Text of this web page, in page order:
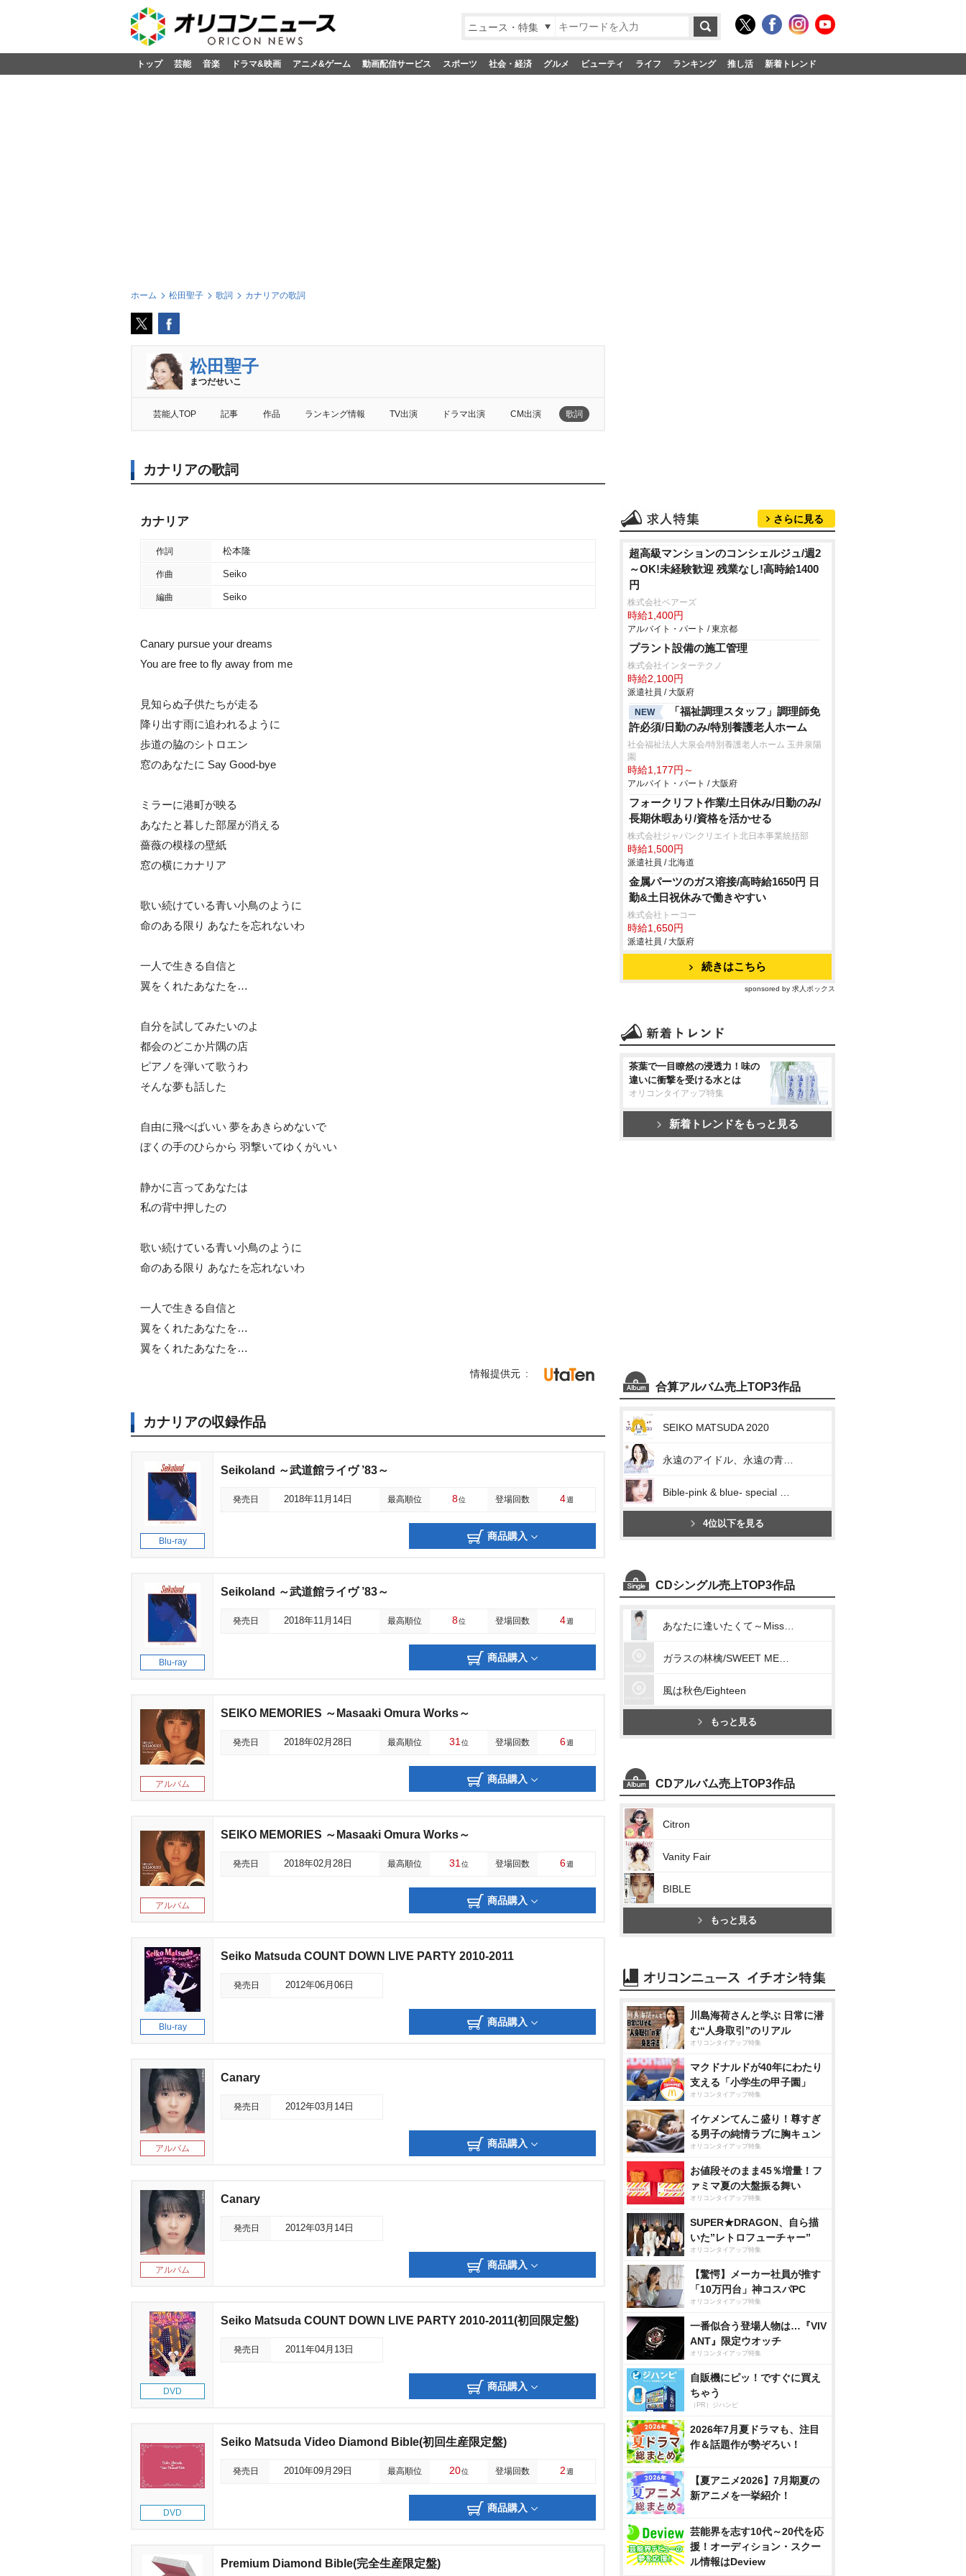
ニュース・特集
トップ 芸能 音楽 ドラマ&映画 アニメ&ゲーム 動画配信サービス スポーツ 社会・経済 グルメ ビューティ ライフ ランキング 推し活 新着トレンド
ホーム 松田聖子 歌詞 カナリアの歌詞
松田聖子
まつだせいこ
芸能人TOP 記事 作品 ランキング情報 TV出演 ドラマ出演 CM出演 歌詞
カナリアの歌詞
カナリア
作詞 松本隆
作曲 Seiko
編曲 Seiko
Canary pursue your dreams
You are free to fly away from me
見知らぬ子供たちが走る
降り出す雨に追われるように
歩道の脇のシトロエン
窓のあなたに Say Good-bye
ミラーに港町が映る
あなたと暮した部屋が消える
薔薇の模様の壁紙
窓の横にカナリア
歌い続けている青い小鳥のように
命のある限り あなたを忘れないわ
一人で生きる自信と
翼をくれたあなたを…
自分を試してみたいのよ
都会のどこか片隅の店
ピアノを弾いて歌うわ
そんな夢も話した
自由に飛べばいい 夢をあきらめないで
ぼくの手のひらから 羽撃いてゆくがいい
静かに言ってあなたは
私の背中押したの
歌い続けている青い小鳥のように
命のある限り あなたを忘れないわ
一人で生きる自信と
翼をくれたあなたを…
翼をくれたあなたを…
情報提供元
カナリアの収録作品
Blu-ray
Seikoland ～武道館ライヴ ’83～
発売日 2018年11月14日 最高順位 8位 登場回数 4週
商品購入
Blu-ray
Seikoland ～武道館ライヴ ’83～
発売日 2018年11月14日 最高順位 8位 登場回数 4週
商品購入
アルバム
SEIKO MEMORIES ～Masaaki Omura Works～
発売日 2018年02月28日 最高順位 31 位 登場回数 6週
商品購入
アルバム
SEIKO MEMORIES ～Masaaki Omura Works～
発売日 2018年02月28日 最高順位 31 位 登場回数 6週
商品購入
Blu-ray
Seiko Matsuda COUNT DOWN LIVE PARTY 2010-2011
発売日 2012年06月06日
商品購入
アルバム
Canary
発売日 2012年03月14日
商品購入
アルバム
Canary
発売日 2012年03月14日
商品購入
DVD
Seiko Matsuda COUNT DOWN LIVE PARTY 2010-2011(初回限定盤)
発売日 2011年04月13日
商品購入
DVD
Seiko Matsuda Video Diamond Bible(初回生産限定盤)
発売日 2010年09月29日 最高順位 20位 登場回数 2週
商品購入
Premium Diamond Bible(完全生産限定盤)
さらに見る
超高級マンションのコンシェルジュ/週2
～OK!未経験歓迎 残業なし!高時給1400
円
株式会社ベアーズ
時給1,400円
アルバイト・パート / 東京都
プラント設備の施工管理
株式会社インターテクノ
時給2,100円
派遣社員 / 大阪府
NEW
「福祉調理スタッフ」調理師免
許必須/日勤のみ/特別養護老人ホーム
社会福祉法人大泉会/特別養護老人ホーム 玉井泉陽
園
時給1,177円～
アルバイト・パート / 大阪府
フォークリフト作業/土日休み/日勤のみ/
長期休暇あり/資格を活かせる
株式会社ジャパンクリエイト北日本事業統括部
時給1,500円
派遣社員 / 北海道
金属パーツのガス溶接/高時給1650円 日
勤&土日祝休みで働きやすい
株式会社トーコー
時給1,650円
派遣社員 / 大阪府
続きはこちら
sponsored by 求人ボックス
茶葉で一目瞭然の浸透力！味の
違いに衝撃を受ける水とは
オリコンタイアップ特集
新着トレンドをもっと見る
合算アルバム売上TOP3作品
SEIKO MATSUDA 2020
4位以下を見る
CDシングル売上TOP3作品
風は秋色/Eighteen
もっと見る
CDアルバム売上TOP3作品
Citron
Vanity Fair
BIBLE
もっと見る
川島海荷さんと学ぶ 日常に潜
む“人身取引”のリアル
オリコンタイアップ特集
マクドナルドが40年にわたり
支える「小学生の甲子園」
オリコンタイアップ特集
イケメンてんこ盛り！尊すぎ
る男子の純情ラブに胸キュン
オリコンタイアップ特集
お値段そのまま45％増量！フ
ァミマ夏の大盤振る舞い
オリコンタイアップ特集
SUPER★DRAGON、自ら描
いた”レトロフューチャー”
オリコンタイアップ特集
【驚愕】メーカー社員が推す
「10万円台」神コスパPC
オリコンタイアップ特集
一番似合う登場人物は…『VIV
ANT』限定ウオッチ
オリコンタイアップ特集
自販機にピッ！ですぐに買え
ちゃう
（PR）ジハンピ
2026年7月夏ドラマも、注目
作＆話題作が勢ぞろい！
【夏アニメ2026】7月期夏の
新アニメを一挙紹介！
芸能界を志す10代～20代を応
援！オーディション・スクー
ル情報はDeview